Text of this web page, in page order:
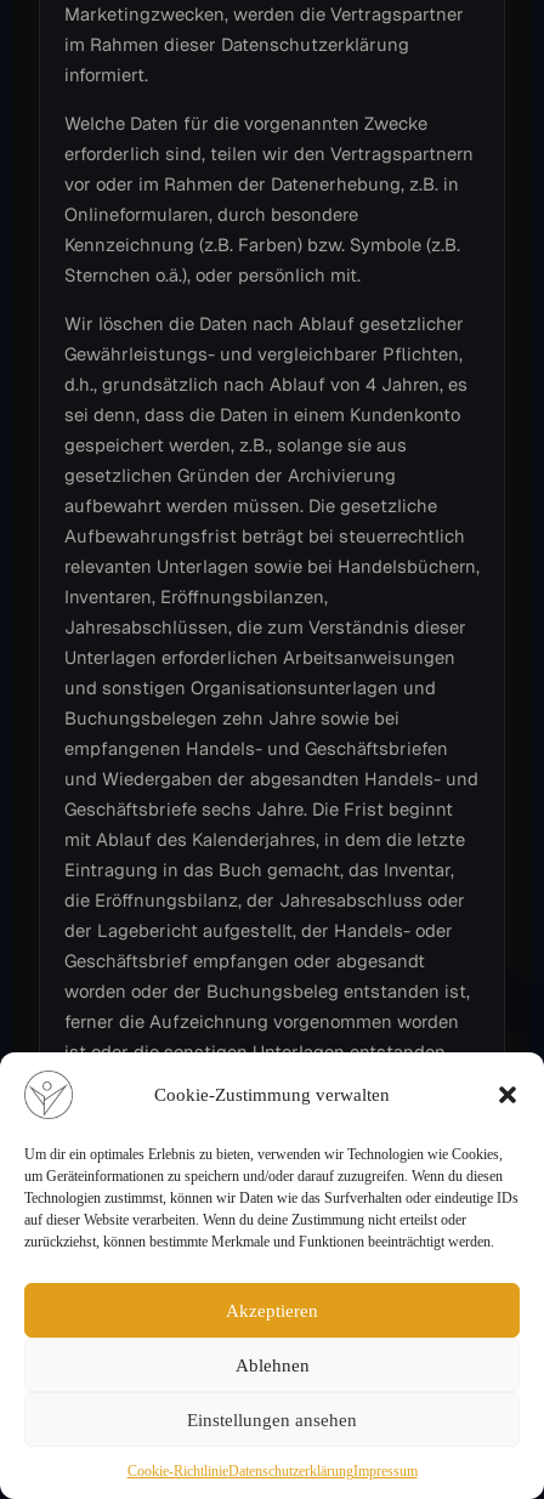
Cookie-Zustimmung verwalten
Um dir ein optimales Erlebnis zu bieten, verwenden wir Technologien wie Cookies,
um Geräteinformationen zu speichern und/oder darauf zuzugreifen. Wenn du diesen
Technologien zustimmst, können wir Daten wie das Surfverhalten oder eindeutige IDs
auf dieser Website verarbeiten. Wenn du deine Zustimmung nicht erteilst oder
zurückziehst, können bestimmte Merkmale und Funktionen beeinträchtigt werden.
Akzeptieren
Ablehnen
Einstellungen ansehen
Cookie-RichtlinieDatenschutzerklärungImpressum
Marketingzwecken, werden die Vertragspartner
im Rahmen dieser Datenschutzerklärung
informiert.
Welche Daten für die vorgenannten Zwecke
erforderlich sind, teilen wir den Vertragspartnern
vor oder im Rahmen der Datenerhebung, z.B. in
Onlineformularen, durch besondere
Kennzeichnung (z.B. Farben) bzw. Symbole (z.B.
Sternchen o.ä.), oder persönlich mit.
Wir löschen die Daten nach Ablauf gesetzlicher
Gewährleistungs- und vergleichbarer Pflichten,
d.h., grundsätzlich nach Ablauf von 4 Jahren, es
sei denn, dass die Daten in einem Kundenkonto
gespeichert werden, z.B., solange sie aus
gesetzlichen Gründen der Archivierung
aufbewahrt werden müssen. Die gesetzliche
Aufbewahrungsfrist beträgt bei steuerrechtlich
relevanten Unterlagen sowie bei Handelsbüchern,
Inventaren, Eröffnungsbilanzen,
Jahresabschlüssen, die zum Verständnis dieser
Unterlagen erforderlichen Arbeitsanweisungen
und sonstigen Organisationsunterlagen und
Buchungsbelegen zehn Jahre sowie bei
empfangenen Handels- und Geschäftsbriefen
und Wiedergaben der abgesandten Handels- und
Geschäftsbriefe sechs Jahre. Die Frist beginnt
mit Ablauf des Kalenderjahres, in dem die letzte
Eintragung in das Buch gemacht, das Inventar,
die Eröffnungsbilanz, der Jahresabschluss oder
der Lagebericht aufgestellt, der Handels- oder
Geschäftsbrief empfangen oder abgesandt
worden oder der Buchungsbeleg entstanden ist,
ferner die Aufzeichnung vorgenommen worden
ist oder die sonstigen Unterlagen entstanden
sind.
Drittanbieter oder Plattformen einsetzen, gelten
im Verhältnis zwischen den Nutzern und den
Anbietern die Geschäftsbedingungen und
Datenschutzhinweise der jeweiligen Drittanbieter
oder Plattformen.
Namen, Adressen); Zahlungsdaten (z.B.
Zahlungshistorie); Kontaktdaten (z.B. E-Mail,
Vertragsgegenstand, Laufzeit, Kundenkategorie).